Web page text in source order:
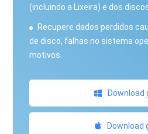
(incluindo a Lixeira) e dos
Recupere dados perdidos
de disco, falhas no sistema
motivos.
Download
Download